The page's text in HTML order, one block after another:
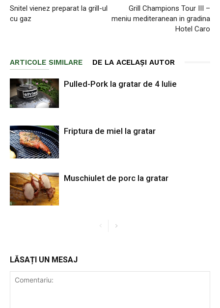
Snitel vienez preparat la grill-ul
cu gaz
Grill Champions Tour III –
meniu mediteranean in gradina
Hotel Caro
ARTICOLE SIMILARE DE LA ACELAȘI AUTOR
Pulled-Pork la gratar de 4 Iulie
Friptura de miel la gratar
Muschiulet de porc la gratar
LĂSAȚI UN MESAJ